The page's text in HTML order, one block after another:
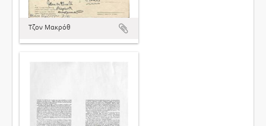
Τζον Μακρόθ